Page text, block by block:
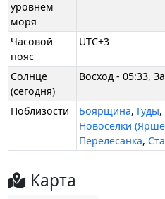
уровнем
моря
Часовой
пояс
UTC+3
Солнце
(сегодня)
Восход - 05:33,
Поблизости Боярщина, Гуды,
Новоселки
Перелесанка,
Карта